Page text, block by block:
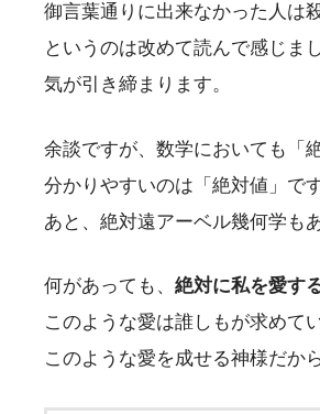
御言葉通りに出来なかった人は
というのは改めて読んで感じまし
気が引き締まります。
余談ですが、数学においても「
分かりやすいのは「絶対値」で
あと、絶対遠アーベル幾何学も
何があっても、 絶対に私を愛す
このような愛は誰しもが求めて
このような愛を成せる神様だか